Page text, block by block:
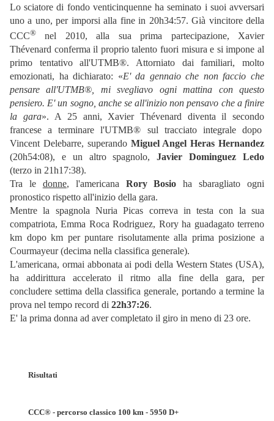
Lo sciatore di fondo venticinquenne ha seminato i suoi avversari
uno a uno, per imporsi alla fine in 20h34:57. Già vincitore della
CCC® nel 2010, alla sua prima partecipazione, Xavier
Thévenard conferma il proprio talento fuori misura e si impone al
primo tentativo all'UTMB®. Attorniato dai familiari, molto
emozionati, ha dichiarato: «E' da gennaio che non faccio che
pensare all'UTMB®, mi svegliavo ogni mattina con questo
pensiero. E' un sogno, anche se all'inizio non pensavo che a finire
la gara». A 25 anni, Xavier Thévenard diventa il secondo
francese a terminare l'UTMB® sul tracciato integrale dopo
Vincent Delebarre, superando Miguel Angel Heras Hernandez
(20h54:08), e un altro spagnolo,Javier Dominguez Ledo
(terzo in 21h17:38).
Tra le donne, l'americana Rory Bosio ha sbaragliato ogni
pronostico rispetto all'inizio della gara.
Mentre la spagnola Nuria Picas correva in testa con la sua
compatriota, Emma Roca Rodriguez, Rory ha guadagato terreno
km dopo km per puntare risolutamente alla prima posizione a
Courmayeur (decima nella classifica generale).
L'americana, ormai abbonata ai podi della Western States (USA),
ha addirittura accelerato il ritmo alla fine della gara, per
concludere settima della classifica generale, portando a termine la
prova nel tempo record di 22h37:26.
E' la prima donna ad aver completato il giro in meno di 23 ore.
Risultati
CCC® - percorso classico 100 km - 5950 D+